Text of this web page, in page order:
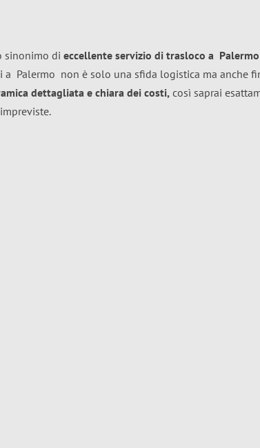
sinonimo di eccellente servizio di trasloco a Palermo
a Palermo non è solo una sfida logistica ma anche
dettagliata e chiara dei costi, così saprai